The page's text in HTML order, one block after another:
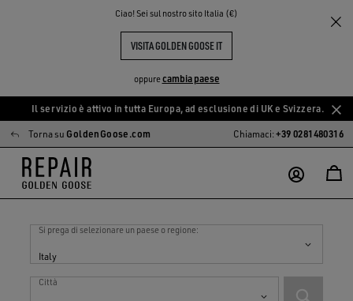
Ciao! Sei sul nostro sito Italia (€)
VISITA GOLDEN GOOSE IT
oppurecambia paese
Vai
al
contenuto
principale
Vai
al
contenuto
del
piè
pagina
Il servizio è attivo in tutta Europa, ad esclusione di UK e Svizzera.
Torna su GoldenGoose.com Chiamaci:+39 0281480316
Negozi inItaly
Italy
Si prega di selezionare un paese o regione:
Città